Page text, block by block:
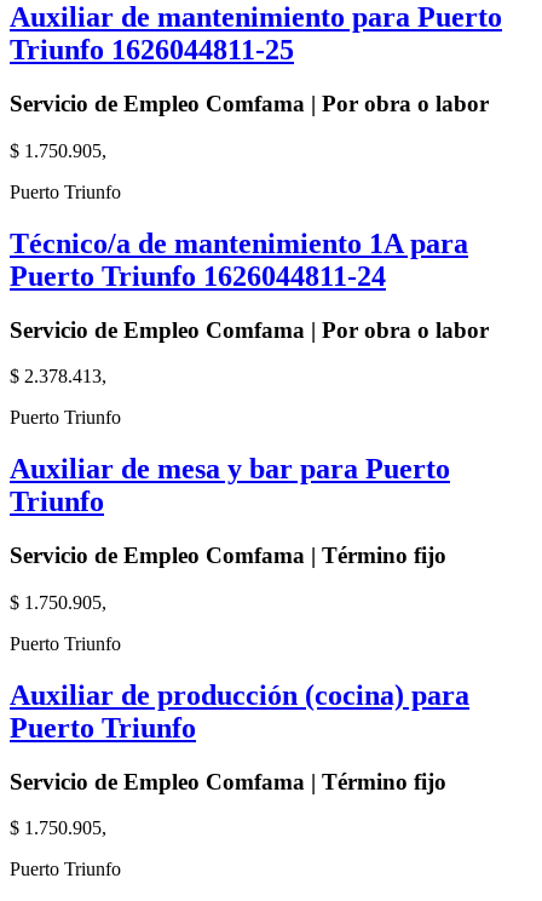
Auxiliar de mantenimiento para Puerto
Triunfo 1626044811-25
Servicio de Empleo Comfama | Por obra o labor
$ 1.750.905,
Puerto Triunfo
Técnico/a de mantenimiento 1A para
Puerto Triunfo 1626044811-24
Servicio de Empleo Comfama | Por obra o labor
$ 2.378.413,
Puerto Triunfo
Auxiliar de mesa y bar para Puerto
Triunfo
Servicio de Empleo Comfama | Término fijo
$ 1.750.905,
Puerto Triunfo
Auxiliar de producción (cocina) para
Puerto Triunfo
Servicio de Empleo Comfama | Término fijo
$ 1.750.905,
Puerto Triunfo